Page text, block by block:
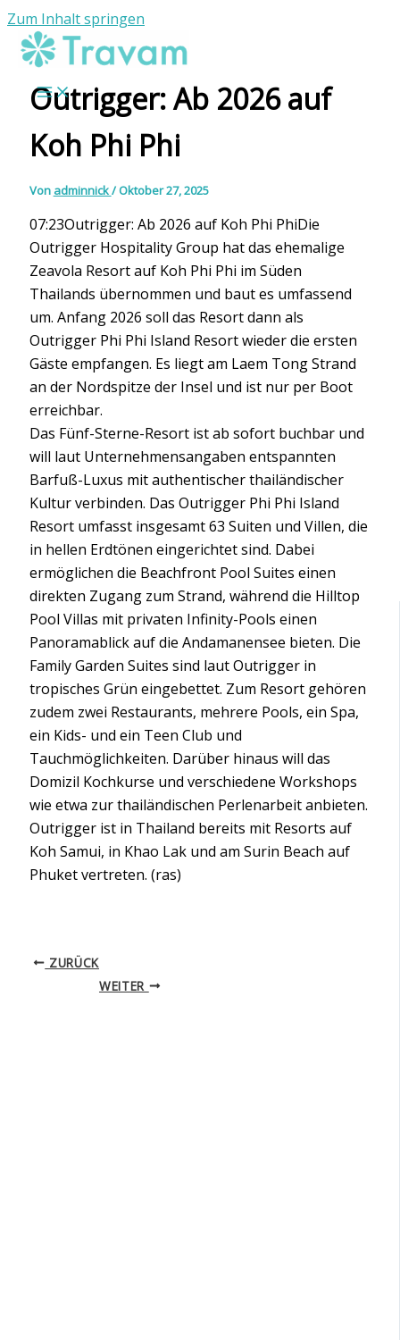
Zum Inhalt springen
Outrigger: Ab 2026 auf
Koh Phi Phi
Von adminnick/Oktober 27, 2025
07:23Outrigger: Ab 2026 auf Koh Phi PhiDie
Outrigger Hospitality Group hat das ehemalige
Zeavola Resort auf Koh Phi Phi im Süden
Thailands übernommen und baut es umfassend
um. Anfang 2026 soll das Resort dann als
Outrigger Phi Phi Island Resort wieder die ersten
Gäste empfangen. Es liegt am Laem Tong Strand
an der Nordspitze der Insel und ist nur per Boot
erreichbar.
Das Fünf-Sterne-Resort ist ab sofort buchbar und
will laut Unternehmensangaben entspannten
Barfuß-Luxus mit authentischer thailändischer
Kultur verbinden. Das Outrigger Phi Phi Island
Resort umfasst insgesamt 63 Suiten und Villen, die
in hellen Erdtönen eingerichtet sind. Dabei
ermöglichen die Beachfront Pool Suites einen
direkten Zugang zum Strand, während die Hilltop
Pool Villas mit privaten Infinity-Pools einen
Panoramablick auf die Andamanensee bieten. Die
Family Garden Suites sind laut Outrigger in
tropisches Grün eingebettet. Zum Resort gehören
zudem zwei Restaurants, mehrere Pools, ein Spa,
ein Kids- und ein Teen Club und
Tauchmöglichkeiten. Darüber hinaus will das
Domizil Kochkurse und verschiedene Workshops
wie etwa zur thailändischen Perlenarbeit anbieten.
Outrigger ist in Thailand bereits mit Resorts auf
Koh Samui, in Khao Lak und am Surin Beach auf
Phuket vertreten. (ras)
ZURÜCK
WEITER